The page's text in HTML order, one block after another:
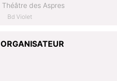
Théâtre des Aspres
Bd Violet
ORGANISATEUR